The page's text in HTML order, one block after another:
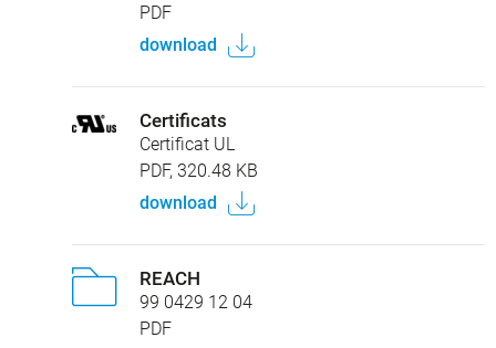
PDF
download
Certificats
Certificat UL
PDF, 320.48 KB
download
REACH
99 0429 12 04
PDF